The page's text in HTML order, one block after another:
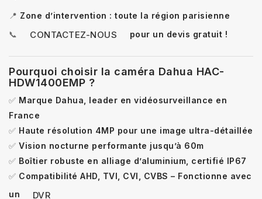
📍 Zone d’intervention : toute la région parisienne
📞
CONTACTEZ-NOUS pour un devis gratuit !
Pourquoi choisir la caméra Dahua HAC-
HDW1400EMP ?
✅ Marque Dahua, leader en vidéosurveillance en
France
✅ Haute résolution 4MP pour une image ultra-détaillée
✅ Vision nocturne performante jusqu’à 60m
✅ Boîtier robuste en alliage d’aluminium, certifié IP67
✅ Compatibilité AHD, TVI, CVI, CVBS – Fonctionne avec
un
DVR